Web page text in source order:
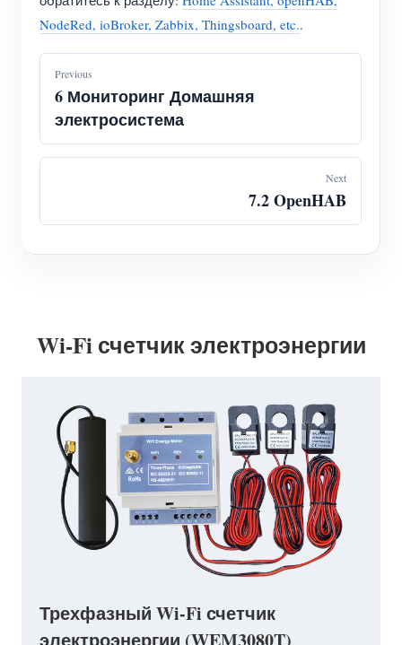
Монитор потребления электроэнергии
Система управления PV-нагревателем
Мониторинг энергии на предприятии
Ресурсы
Обучающее видео
FAQ
Сообщество
Центр участников
Мероприятия IAMMETER
App Store
Обзор сайта
Решения
Контакты
О нас
NodeRed, ioBroker, Zabbix, Thingsboard, etc..
Previous
6 Мониторинг Домашняя
электросистема
Next
7.2 OpenHAB
Wi-Fi счетчик электроэнергии
Трехфазный Wi-Fi счетчик